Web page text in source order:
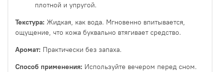
плотной и упругой.
Текстура: Жидкая, как вода. Мгновенно впитывается,
ощущение, что кожа буквально втягивает средство.
Аромат: Практически без запаха.
Способ применения: Используйте вечером перед сном.